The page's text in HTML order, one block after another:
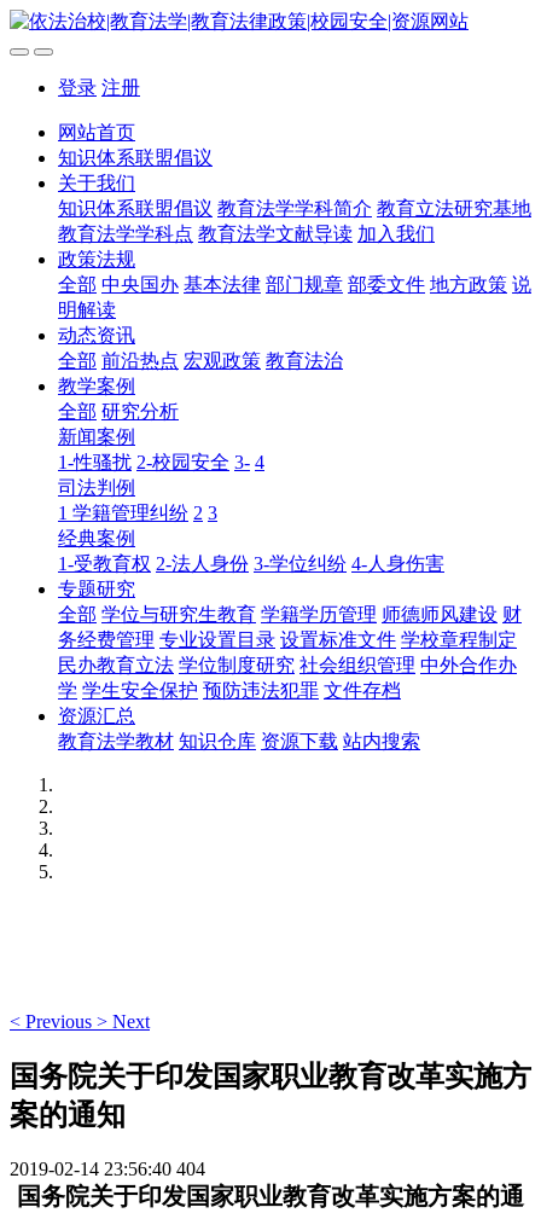
登录 注册
网站首页
知识体系联盟倡议
关于我们
知识体系联盟倡议 教育法学学科简介 教育立法研究基地
教育法学学科点 教育法学文献导读 加入我们
政策法规
全部 中央国办 基本法律 部门规章 部委文件 地方政策 说
明解读
动态资讯
全部 前沿热点 宏观政策 教育法治
教学案例
全部 研究分析
新闻案例
1-性骚扰 2-校园安全 3- 4
司法判例
1 学籍管理纠纷 2 3
经典案例
1-受教育权 2-法人身份 3-学位纠纷 4-人身伤害
专题研究
全部 学位与研究生教育 学籍学历管理 师德师风建设 财
务经费管理 专业设置目录 设置标准文件 学校章程制定
民办教育立法 学位制度研究 社会组织管理 中外合作办
学 学生安全保护 预防违法犯罪 文件存档
资源汇总
教育法学教材 知识仓库 资源下载 站内搜索
< Previous > Next
国务院关于印发国家职业教育改革实施方
案的通知
2019-02-14 23:56:40 404
国务院关于印发国家职业教育改革实施方案的通